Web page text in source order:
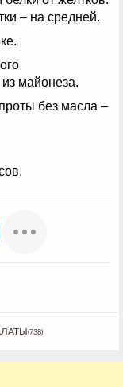
– на средней.
майонеза.
без масла –
(738)